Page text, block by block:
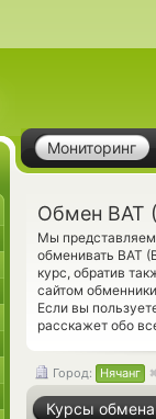
Мониторинг
Обмен BAT
Мы представляем
обменивать BAT
курс, обратив
сайтом
Если вы
расскажет обо
Город: Нячанг
Курсы обмена